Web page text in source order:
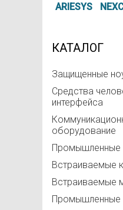
ARIESYS
КАТАЛОГ
Защищенные
Средства
интерфейса
оборудование
Промышленные
Встраиваемые
Встраиваемые
Промышленные